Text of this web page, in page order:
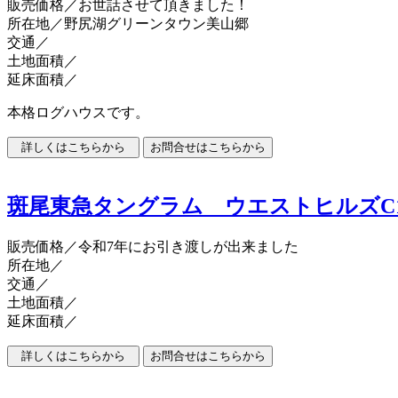
販売価格 ／お世話させて頂きました！
所在地／野尻湖グリーンタウン美山郷
交通／
土地面積／
延床面積／
本格ログハウスです。
斑尾東急タングラム ウエストヒルズ
販売価格 ／令和7年にお引き渡しが出来ました
所在地／
交通／
土地面積／
延床面積／